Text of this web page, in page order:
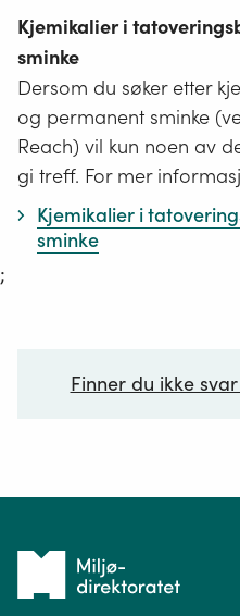
Kjemikalier i
sminke
Dersom du søker etter
og permanent sminke
Reach) vil kun noen av
gi treff. For mer
Kjemikalier i
sminke
;
Finner du ikke
Tilbake